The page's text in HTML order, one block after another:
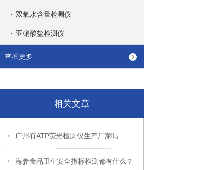
双氧水含量检测仪
亚硝酸盐检测仪
查看更多
相关文章
广州有ATP荧光检测仪生产厂家吗
海参食品卫生安全指标检测都有什么？